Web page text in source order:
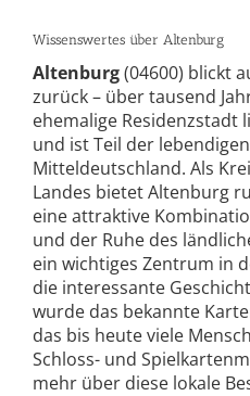
Wissenswertes über Altenburg
Altenburg(04600) blickt
zurück – über tausend
ehemalige Residenzstadt
und ist Teil der
Mitteldeutschland. Als
Landes bietet Altenburg
eine attraktive
und der Ruhe des
ein wichtiges Zentrum in
die interessante
wurde das bekannte
das bis heute viele
Schloss- und
mehr über diese lokale